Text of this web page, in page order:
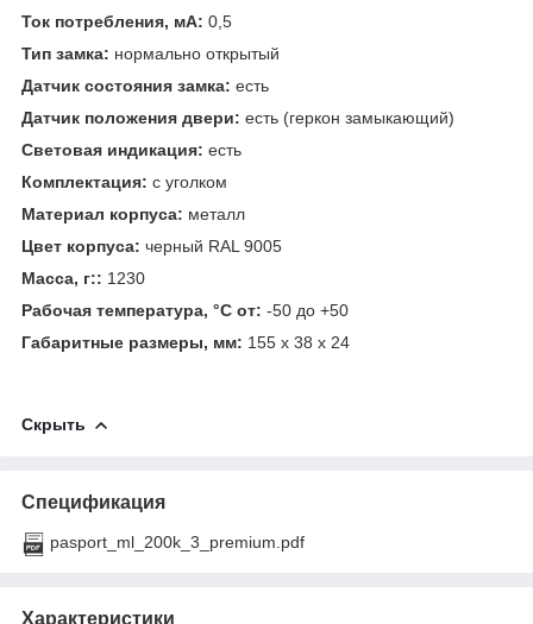
Ток потребления, мА: 0,5
Тип замка: нормально открытый
Датчик состояния замка: есть
Датчик положения двери: есть (геркон замыкающий)
Световая индикация: есть
Комплектация: с уголком
Материал корпуса: металл
Цвет корпуса: черный RAL 9005
Масса, г:: 1230
Рабочая температура, °С от: -50 до +50
Габаритные размеры, мм: 155 х 38 х 24
Скрыть
Спецификация
pasport_ml_200k_3_premium.pdf
Характеристики